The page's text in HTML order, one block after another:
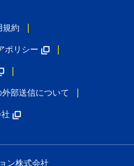
規約
ポリシー
部送信について
ン株式会社